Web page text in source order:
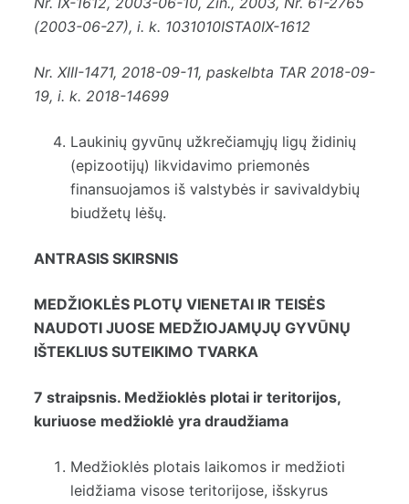
(2003-06-27), i. k. 1031010ISTA0IX-1612
Nr. XIII-1471, 2018-09-11, paskelbta TAR 2018-09-
19, i. k. 2018-14699
Laukinių gyvūnų užkrečiamųjų ligų židinių
(epizootijų) likvidavimo priemonės
finansuojamos iš valstybės ir savivaldybių
biudžetų lėšų.
ANTRASIS SKIRSNIS
MEDŽIOKLĖS PLOTŲ VIENETAI IR TEISĖS
NAUDOTI JUOSE MEDŽIOJAMŲJŲ GYVŪNŲ
IŠTEKLIUS SUTEIKIMO TVARKA
7 straipsnis. Medžioklės plotai ir teritorijos,
kuriuose medžioklė yra draudžiama
Medžioklės plotais laikomos ir medžioti
leidžiama visose teritorijose, išskyrus